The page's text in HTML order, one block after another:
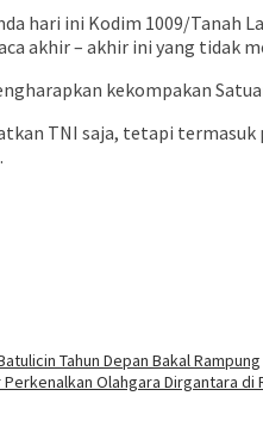
hari ini Kodim 1009/Tanah
akhir – akhir ini yang tidak
kekompakan
TNI saja, tetapi
Tahun Depan Bakal Rampung
Olahgara Dirgantara di